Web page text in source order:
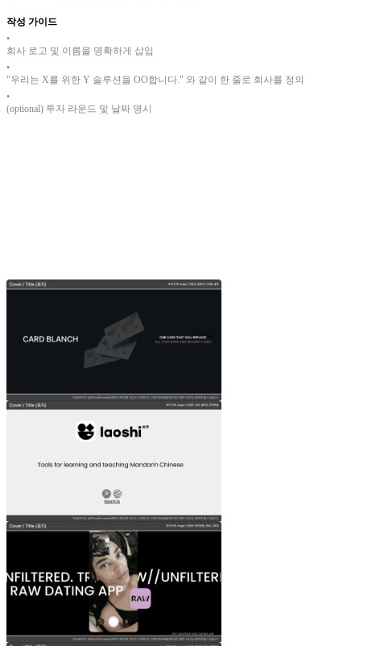
작성 가이드
•
회사 로고 및 이름을 명확하게 삽입
•
"우리는 X를 위한 Y 솔루션을 OO합니다." 와 같이 한 줄로 회사를 정의
•
(optional) 투자 라운드 및 날짜 명시